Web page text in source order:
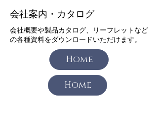
会社案内・カタログ
会社概要や製品カタログ、リーフレットなど
の各種資料をダウンロードいただけます。
Home
Home